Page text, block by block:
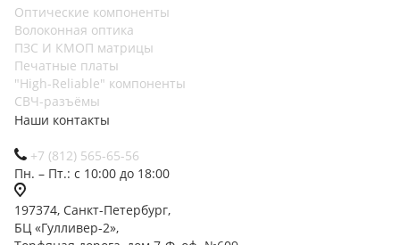
Оптические компоненты
Волоконная оптика
ПЗС И КМОП матрицы
Печатные платы
"High-Reliable" компоненты
СВЧ-разъёмы
Наши контакты
+7 (812) 565-65-56
Пн. – Пт.: с 10:00 до 18:00
197374, Санкт-Петербург,
БЦ «Гулливер-2»,